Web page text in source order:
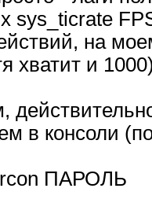
sys_ticrate
на
хватит и
в консоли
ПАРОЛЬ